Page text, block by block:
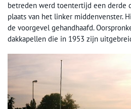
betreden werd toentertijd een derde
plaats van het linker middenvenster.
de voorgevel gehandhaafd.
dakkapellen die in 1953 zijn